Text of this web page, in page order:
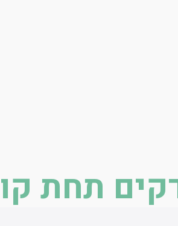
תחת